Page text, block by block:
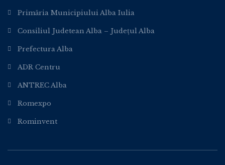
Primăria Municipiului Alba Iulia
Consiliul Judetean Alba – Județul Alba
Prefectura Alba
ADR Centru
ANTREC Alba
Romexpo
Rominvent